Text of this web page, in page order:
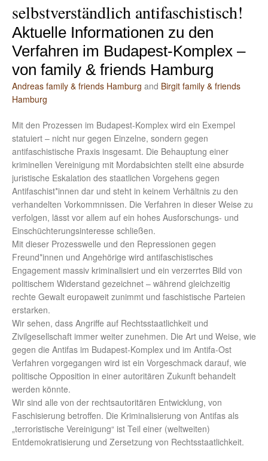
selbstverständlich antifaschistisch!
Aktuelle Informationen zu den
Verfahren im Budapest-Komplex –
von family & friends Hamburg
Andreas family & friends Hamburg and Birgit family & friends
Hamburg
Mit den Prozessen im Budapest-Komplex wird ein Exempel
statuiert – nicht nur gegen Einzelne, sondern gegen
antifaschistische Praxis insgesamt. Die Behauptung einer
kriminellen Vereinigung mit Mordabsichten stellt eine absurde
juristische Eskalation des staatlichen Vorgehens gegen
Antifaschist*innen dar und steht in keinem Verhältnis zu den
verhandelten Vorkommnissen. Die Verfahren in dieser Weise zu
verfolgen, lässt vor allem auf ein hohes Ausforschungs- und
Einschüchterungsinteresse schließen.
Mit dieser Prozesswelle und den Repressionen gegen
Freund*innen und Angehörige wird antifaschistisches
Engagement massiv kriminalisiert und ein verzerrtes Bild von
politischem Widerstand gezeichnet – während gleichzeitig
rechte Gewalt europaweit zunimmt und faschistische Parteien
erstarken.
Wir sehen, dass Angriffe auf Rechtsstaatlichkeit und
Zivilgesellschaft immer weiter zunehmen. Die Art und Weise, wie
gegen die Antifas im Budapest-Komplex und im Antifa-Ost
Verfahren vorgegangen wird ist ein Vorgeschmack darauf, wie
politische Opposition in einer autoritären Zukunft behandelt
werden könnte.
Wir sind alle von der rechtsautoritären Entwicklung, von
Faschisierung betroffen. Die Kriminalisierung von Antifas als
„terroristische Vereinigung“ ist Teil einer (weltweiten)
Entdemokratisierung und Zersetzung von Rechtsstaatlichkeit.